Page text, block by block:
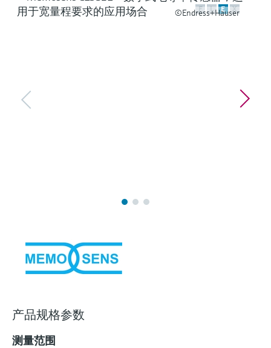
通过应用参数查找、选择并配置产品
您可通过产品型号、订单代码或序列号，轻
Level measurement with pressure
微波传输测量原理
决策级过程透明度，赋能卓越运营 F L E X
©Endress+Hauser
产品规格参数
测量范围